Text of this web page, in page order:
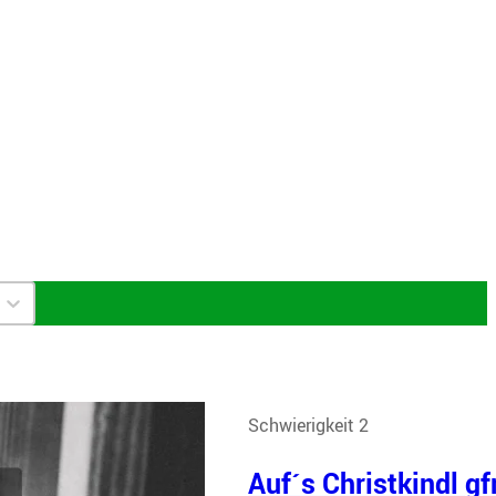
Schwierigkeit 2
Auf´s Christkindl